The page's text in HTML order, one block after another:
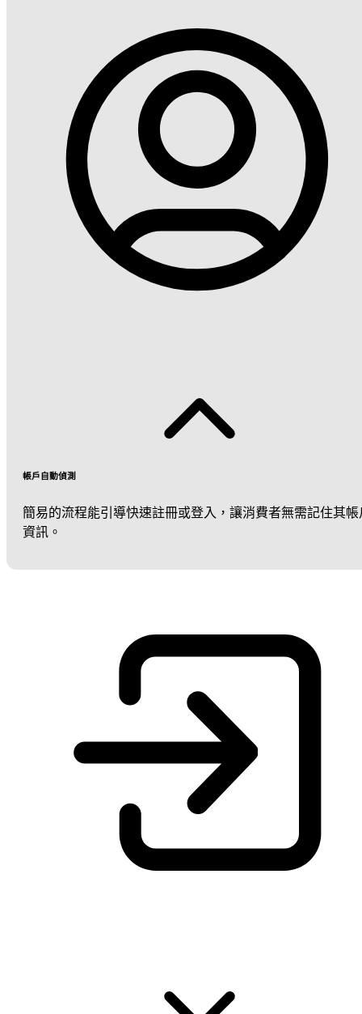
帳戶自動偵測
簡易的流程能引導快速註冊或登入，讓消費者無需記住其帳
資訊。